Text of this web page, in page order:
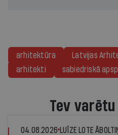
arhitektūra Latvijas
arhitekti
sabiedriskā
Tev
04.08.2026 LUĪZE LOTE